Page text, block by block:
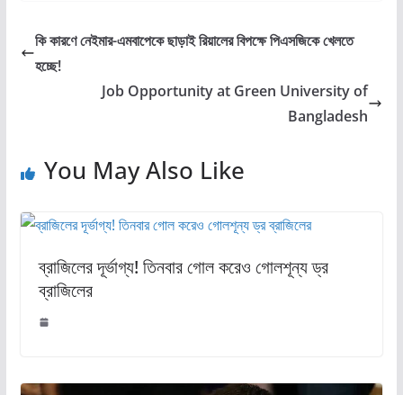
কি কারণে নেইমার-এমবাপেকে ছাড়াই রিয়ালের বিপক্ষে পিএসজিকে খেলতে
হচ্ছে!
Job Opportunity at Green University of
Bangladesh
You May Also Like
ব্রাজিলের দূর্ভাগ্য! তিনবার গোল করেও গোলশূন্য ড্র
ব্রাজিলের